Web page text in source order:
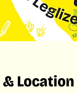
& Location